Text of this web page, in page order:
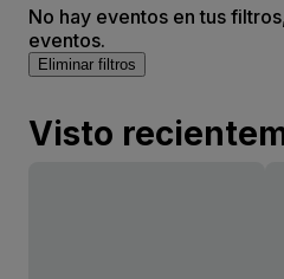
No hay eventos en tus
eventos.
Eliminar filtros
Visto